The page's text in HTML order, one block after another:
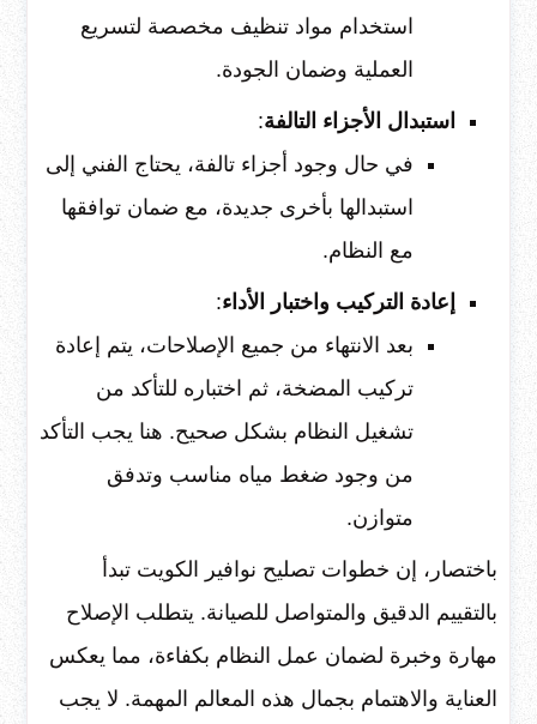
استخدام مواد تنظيف مخصصة لتسريع
العملية وضمان الجودة.
استبدال الأجزاء التالفة:
في حال وجود أجزاء تالفة، يحتاج الفني إلى
استبدالها بأخرى جديدة، مع ضمان توافقها
مع النظام.
إعادة التركيب واختبار الأداء:
بعد الانتهاء من جميع الإصلاحات، يتم إعادة
تركيب المضخة، ثم اختباره للتأكد من
تشغيل النظام بشكل صحيح. هنا يجب التأكد
من وجود ضغط مياه مناسب وتدفق
متوازن.
باختصار، إن خطوات تصليح نوافير الكويت تبدأ
بالتقييم الدقيق والمتواصل للصيانة. يتطلب الإصلاح
مهارة وخبرة لضمان عمل النظام بكفاءة، مما يعكس
العناية والاهتمام بجمال هذه المعالم المهمة. لا يجب